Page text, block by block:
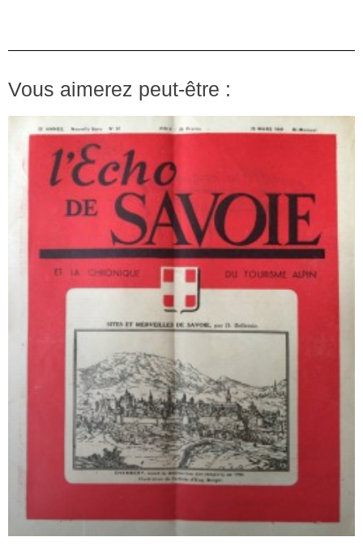
Vous aimerez peut-être :